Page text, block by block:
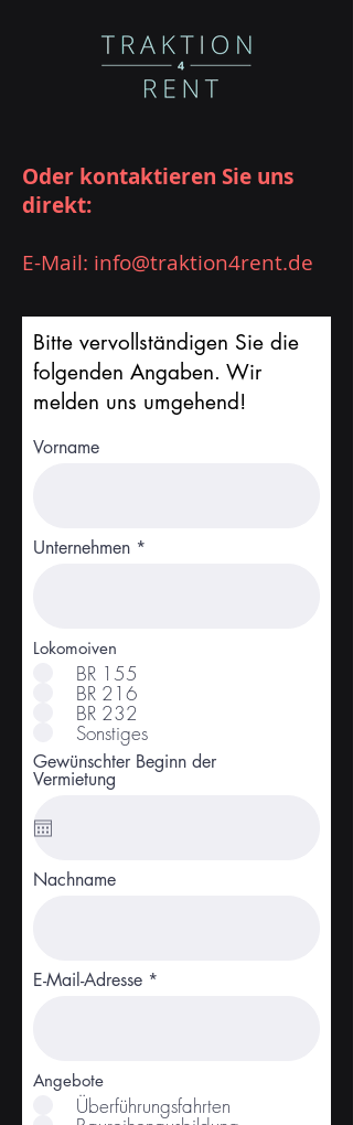
Oder kontaktieren Sie uns
direkt:
E-Mail: info@traktion4rent.de
Bitte vervollständigen Sie die
folgenden Angaben. Wir
melden uns umgehend!
Vorname
Unternehmen
Lokomoiven
BR 155
BR 216
BR 232
Sonstiges
Gewünschter Beginn der
Vermietung
Nachname
E-Mail-Adresse
Angebote
Überführungsfahrten